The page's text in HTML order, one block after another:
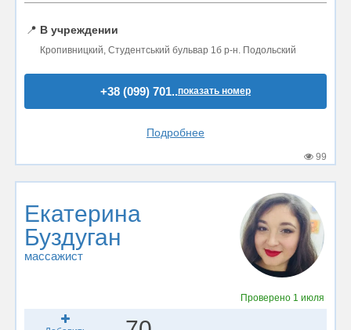
📍 В учреждении
Кропивницкий, Студентський бульвар 1б р-н. Подольский
+38 (099) 701..показать номер
Подробнее
99
Екатерина
Буздуган
массажист
Проверено 1 июля